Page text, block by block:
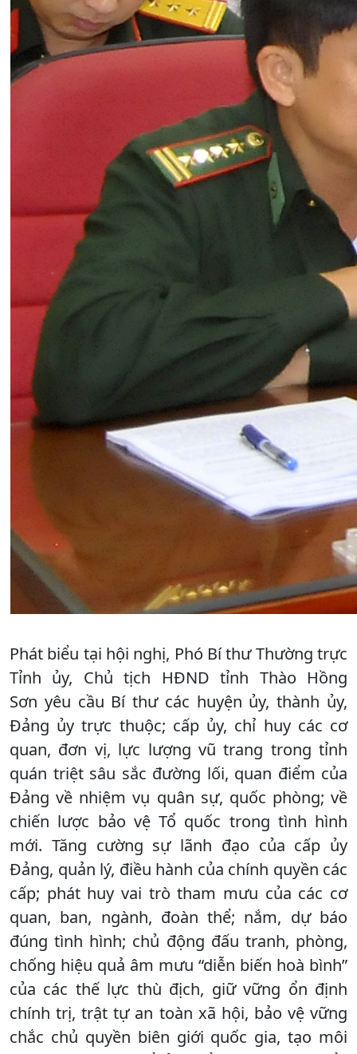
Phát biểu tại hội nghị, Phó Bí thư Thường trực
Tỉnh ủy, Chủ tịch HĐND tỉnh Thào Hồng
Sơn yêu cầu Bí thư các huyện ủy, thành ủy,
Đảng ủy trực thuộc; cấp ủy, chỉ huy các cơ
quan, đơn vị, lực lượng vũ trang trong tỉnh
quán triệt sâu sắc đường lối, quan điểm của
Đảng về nhiệm vụ quân sự, quốc phòng; về
chiến lược bảo vệ Tổ quốc trong tình hình
mới. Tăng cường sự lãnh đạo của cấp ủy
Đảng, quản lý, điều hành của chính quyền các
cấp; phát huy vai trò tham mưu của các cơ
quan, ban, ngành, đoàn thể; nắm, dự báo
đúng tình hình; chủ động đấu tranh, phòng,
chống hiệu quả âm mưu “diễn biến hoà bình”
của các thế lực thù địch, giữ vững ổn định
chính trị, trật tự an toàn xã hội, bảo vệ vững
chắc chủ quyền biên giới quốc gia, tạo môi